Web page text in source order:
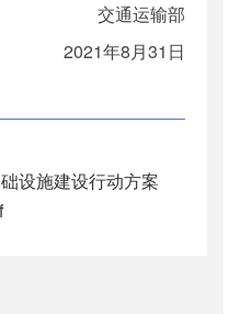
交通运输部
2021年8月31日
设施建设行动方案